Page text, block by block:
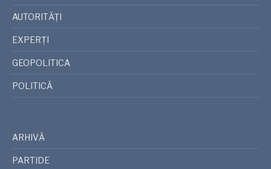
AUTORITĂȚI
EXPERȚI
GEOPOLITICA
POLITICĂ
ARHIVĂ
PARTIDE